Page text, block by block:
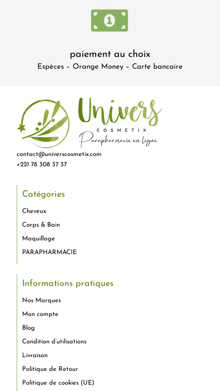
paiement au choix
Espèces – Orange Money – Carte bancaire
contact@universcosmetix.com
+221 78 308 37 37
Catégories
Cheveux
Corps & Bain
Maquillage
PARAPHARMACIE
Informations pratiques
Nos Marques
Mon compte
Blog
Condition d’utilisations
Livraison
Politique de Retour
Politique de cookies (UE)